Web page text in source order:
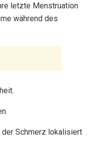
letzte Menstruation
während des
der Schmerz lokalisiert